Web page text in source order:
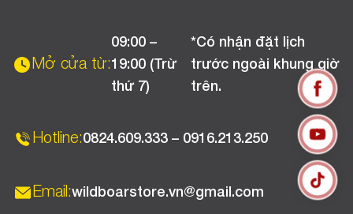
Chương trình khuyến mãi
Chính sách bảo hành
Mở cửa từ:
09:00 –
19:00 (Trừ
thứ 7)
*Có nhận đặt lịch
trước ngoài khung giờ
trên.
Hotline:0824.609.333 – 0916.213.250
Email:wildboarstore.vn@gmail.com